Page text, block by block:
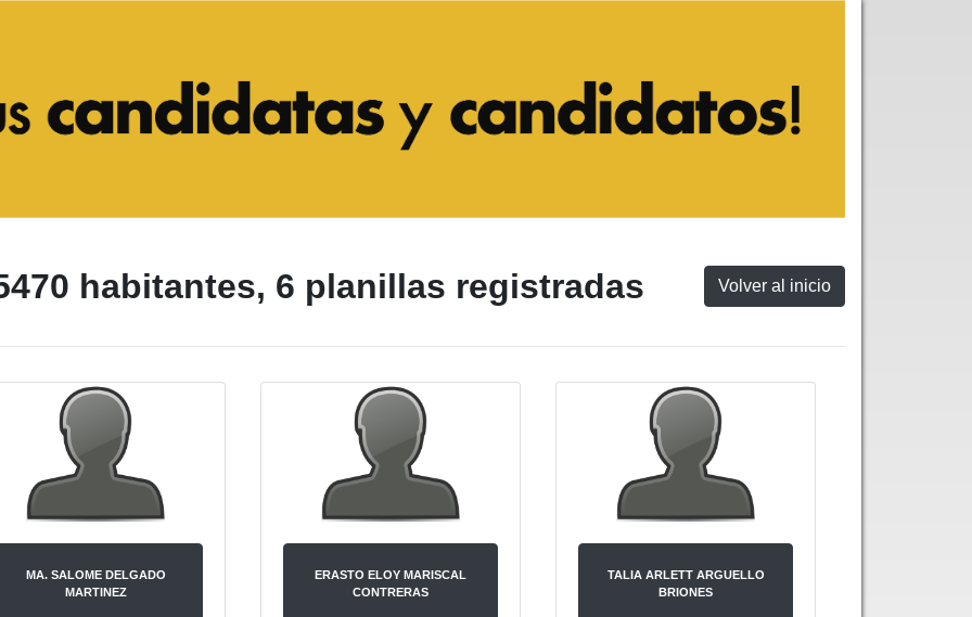
habitantes, 6 planillas registradas Volver al inicio
MA. SALOME DELGADO
MARTINEZ
ERASTO ELOY MARISCAL
CONTRERAS
TALIA ARLETT ARGUELLO
BRIONES